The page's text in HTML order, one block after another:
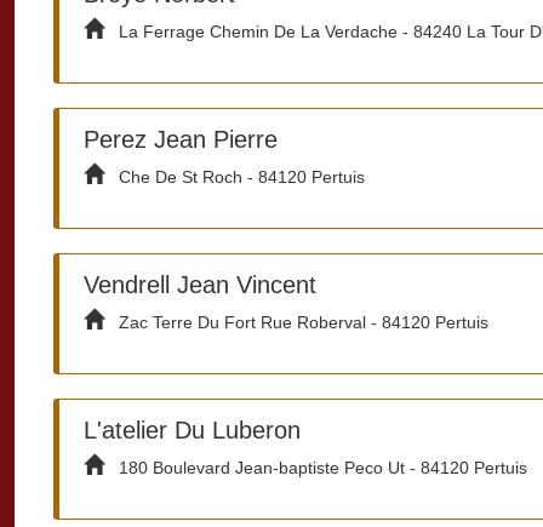
La Ferrage Chemin De La Verdache - 84240 La Tour
Perez Jean Pierre
Che De St Roch - 84120 Pertuis
Vendrell Jean Vincent
Zac Terre Du Fort Rue Roberval - 84120 Pertuis
L'atelier Du Luberon
180 Boulevard Jean-baptiste Peco Ut - 84120 Pertuis